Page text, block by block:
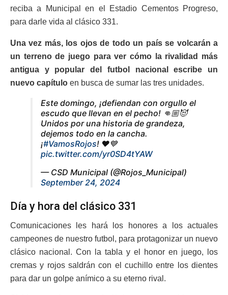
reciba a Municipal en el Estadio Cementos Progreso,
para darle vida al clásico 331.
Una vez más, los ojos de todo un país se volcarán a
un terreno de juego para ver cómo la rivalidad más
antigua y popular del futbol nacional escribe un
nuevo capítulo en busca de sumar las tres unidades.
Este domingo, ¡defiendan con orgullo el
escudo que llevan en el pecho! 👊🏼😈
Unidos por una historia de grandeza,
dejemos todo en la cancha.
¡#VamosRojos! ❤️💙
pic.twitter.com/yr0SD4tYAW
— CSD Municipal (@Rojos_Municipal)
September 24, 2024
Día y hora del clásico 331
Comunicaciones les hará los honores a los actuales
campeones de nuestro futbol, para protagonizar un nuevo
clásico nacional. Con la tabla y el honor en juego, los
cremas y rojos saldrán con el cuchillo entre los dientes
para dar un golpe anímico a su eterno rival.